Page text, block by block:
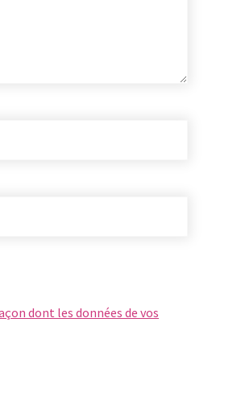
dont les données de vos